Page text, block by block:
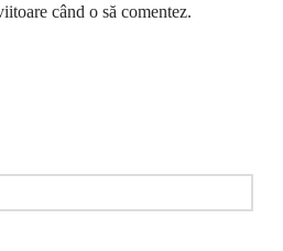
când o să comentez.